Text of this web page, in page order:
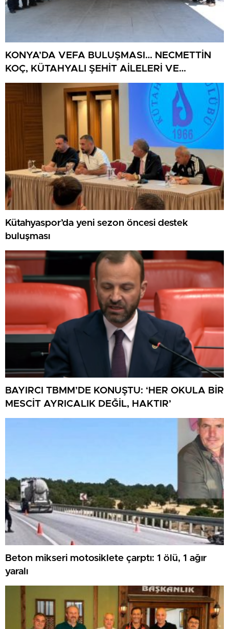
KONYA’DA VEFA BULUŞMASI… NECMETTİN
KOÇ, KÜTAHYALI ŞEHİT AİLELERİ VE
GAZİLERİ AĞIRLADI
Kütahyaspor’da yeni sezon öncesi destek
buluşması
BAYIRCI TBMM’DE KONUŞTU: ‘HER OKULA BİR
MESCİT AYRICALIK DEĞİL, HAKTIR’
Beton mikseri motosiklete çarptı: 1 ölü, 1 ağır
yaralı